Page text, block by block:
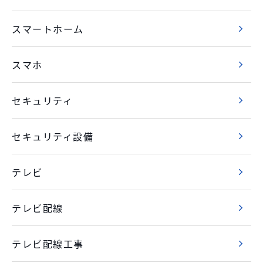
スマートホーム
スマホ
セキュリティ
セキュリティ設備
テレビ
テレビ配線
テレビ配線工事